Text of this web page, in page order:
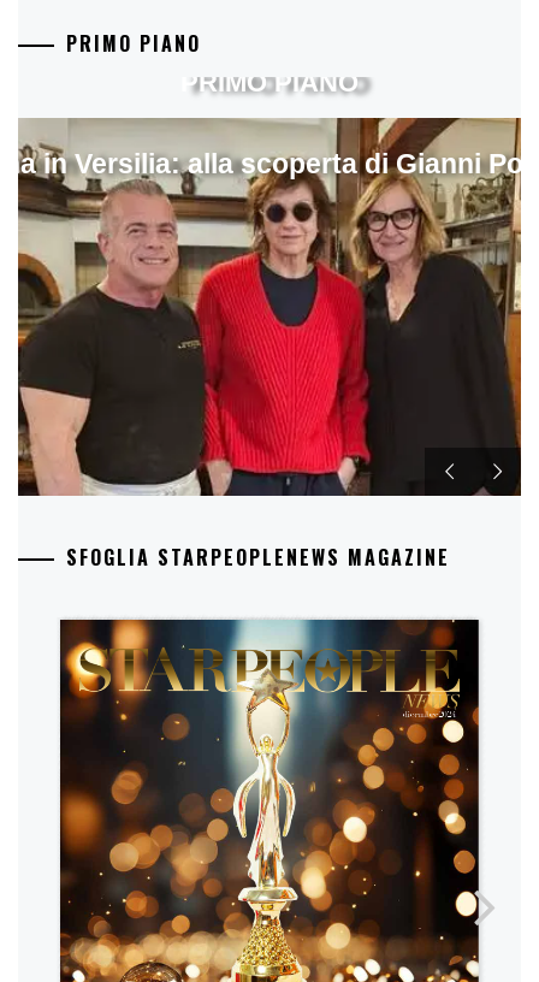
PRIMO PIANO
in Versilia: alla scoperta di Gianni
PRIMO PIANO
SFOGLIA STARPEOPLENEWS MAGAZINE